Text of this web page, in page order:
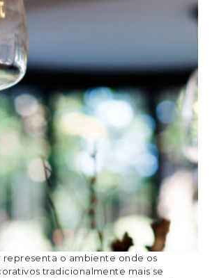
representa o ambiente onde os
tradicionalmente mais se